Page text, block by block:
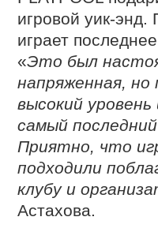
игровой уик-энд.
играет
«Это был
напряженная, но
высокий
самый
Приятно, что
подходили
клубу и
Астахова.